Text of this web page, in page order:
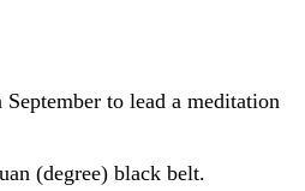
to lead a meditation
(degree) black belt.